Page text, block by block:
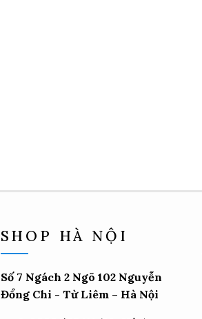
SHOP HÀ NỘI
Số 7 Ngách 2 Ngõ 102 Nguyễn
Đổng Chi - Từ Liêm – Hà Nội